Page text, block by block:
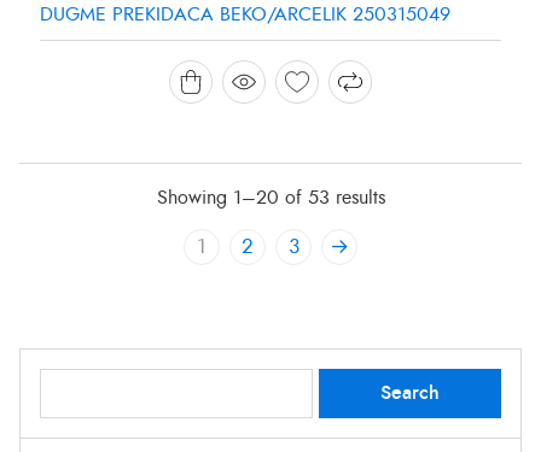
DUGME PREKIDACA BEKO/ARCELIK 250315049
Showing 1–20 of 53 results
1 2 3 →
for:
Search